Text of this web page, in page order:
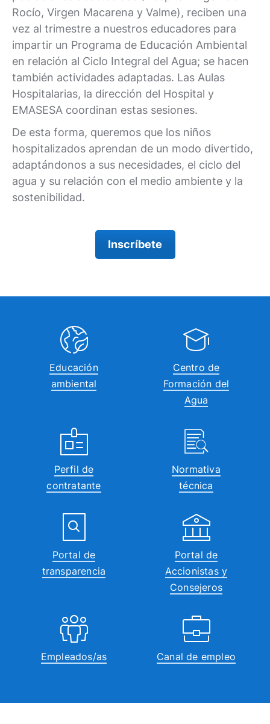
Rocío, Virgen Macarena y Valme), reciben una
vez al trimestre a nuestros educadores para
impartir un Programa de Educación Ambiental
en relación al Ciclo Integral del Agua; se hacen
también actividades adaptadas. Las Aulas
Hospitalarias, la dirección del Hospital y
EMASESA coordinan estas sesiones.
De esta forma, queremos que los niños
hospitalizados aprendan de un modo divertido,
adaptándonos a sus necesidades, el ciclo del
agua y su relación con el medio ambiente y la
sostenibilidad.
Inscríbete
Educación
ambiental
Centro de
Formación del
Agua
Perfil de
contratante
Normativa
técnica
Portal de
transparencia
Portal de
Accionistas y
Consejeros
Empleados/as Canal de empleo